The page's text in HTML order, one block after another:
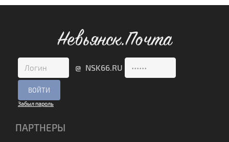
Невьянск.Почта
@ NSK66.RU
Забыл пароль
ПАРТНЕРЫ